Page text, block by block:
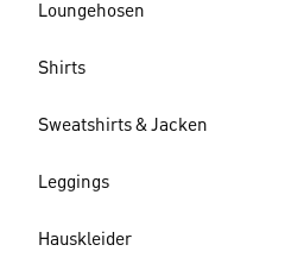
Loungehosen
Shirts
Sweatshirts & Jacken
Leggings
Hauskleider